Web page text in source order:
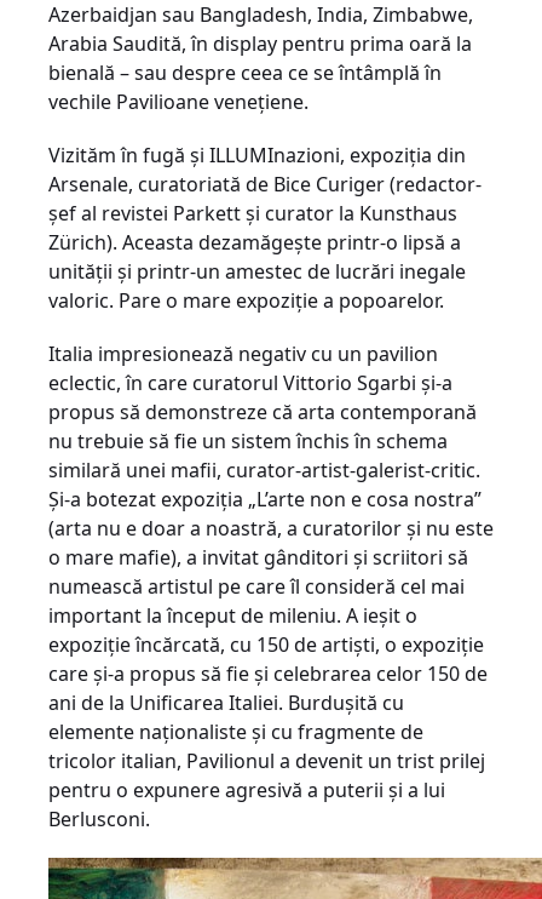
Azerbaidjan sau Bangladesh, India, Zimbabwe,
Arabia Saudită, în display pentru prima oară la
bienală – sau despre ceea ce se întâmplă în
vechile Pavilioane veneţiene.
Vizităm în fugă şi ILLUMInazioni, expoziţia din
Arsenale, curatoriată de Bice Curiger (redactor-
şef al revistei Parkett şi curator la Kunsthaus
Zürich). Aceasta dezamăgeşte printr-o lipsă a
unităţii şi printr-un amestec de lucrări inegale
valoric. Pare o mare expoziţie a popoarelor.
Italia impresionează negativ cu un pavilion
eclectic, în care curatorul Vittorio Sgarbi şi-a
propus să demonstreze că arta contemporană
nu trebuie să fie un sistem închis în schema
similară unei mafii, curator-artist-galerist-critic.
Şi-a botezat expoziţia „L’arte non e cosa nostra”
(arta nu e doar a noastră, a curatorilor şi nu este
o mare mafie), a invitat gânditori şi scriitori să
numească artistul pe care îl consideră cel mai
important la început de mileniu. A ieşit o
expoziţie încărcată, cu 150 de artişti, o expoziţie
care şi-a propus să fie şi celebrarea celor 150 de
ani de la Unificarea Italiei. Burduşită cu
elemente naţionaliste şi cu fragmente de
tricolor italian, Pavilionul a devenit un trist prilej
pentru o expunere agresivă a puterii şi a lui
Berlusconi.